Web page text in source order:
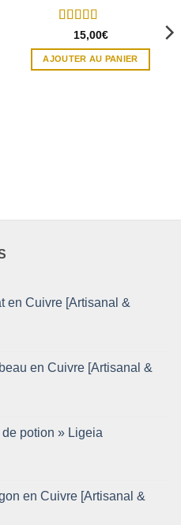
Note 5sur 5
15,00€
AJOUTER AU PANIER
en Cuivre [Artisanal &
en Cuivre [Artisanal &
potion » Ligeia
en Cuivre [Artisanal &